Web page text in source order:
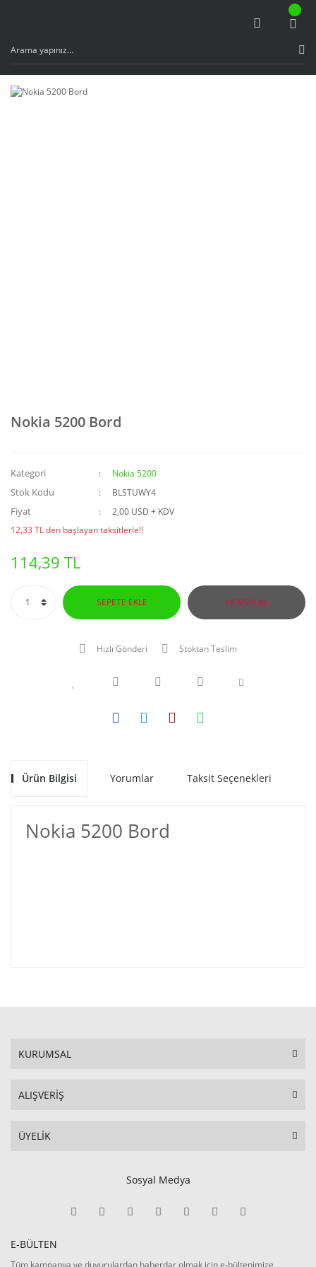
Nokia 5200 Bord
Kategori Nokia 5200
Stok Kodu BLSTUWY4
Fiyat
2,00 USD + KDV
12,33 TL den başlayan taksitlerle!!
114,39 TL
SEPETE EKLE HEMEN AL
Hızlı Gönderi Stoktan Teslim
Ürün Bilgisi Yorumlar Taksit Seçenekleri
Nokia 5200 Bord
KURUMSAL
ALIŞVERİŞ
ÜYELİK
Sosyal Medya
E-BÜLTEN
Tüm kampanya ve duyurulardan haberdar olmak için e-bültenimize